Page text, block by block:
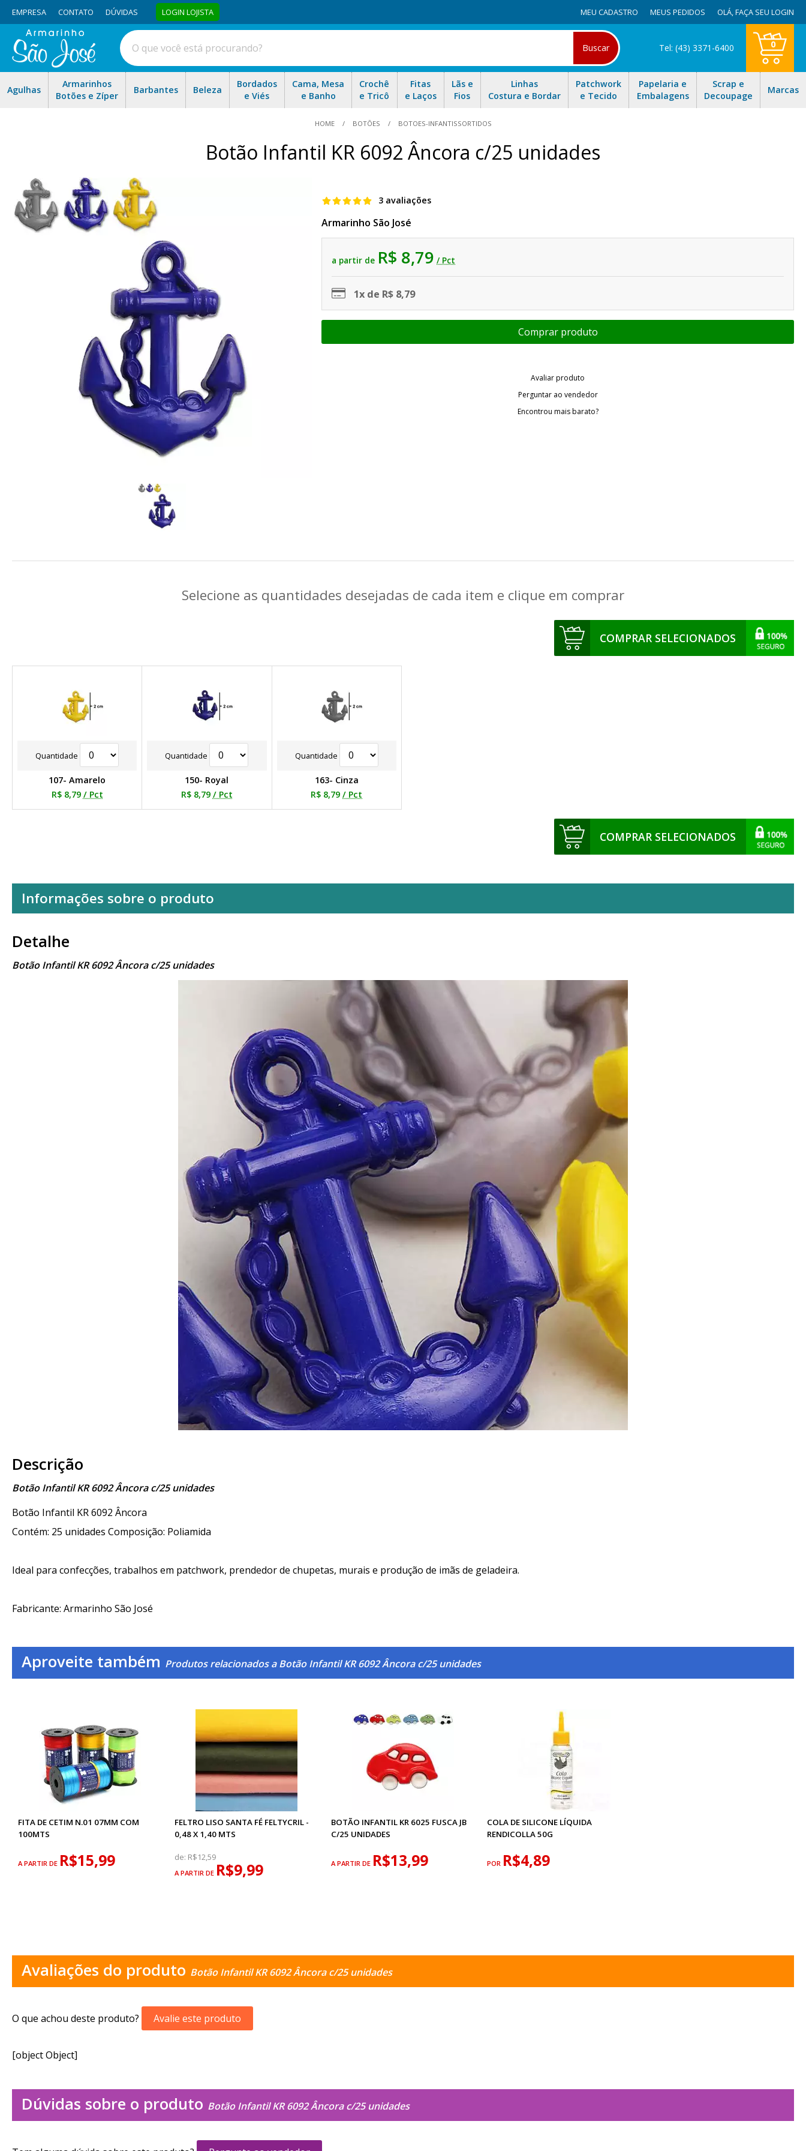
EMPRESA CONTATO DÚVIDAS LOGIN LOJISTA MEU CADASTRO MEUS PEDIDOS OLÁ,FAÇA SEU LOGIN
Buscar Tel: (43) 3371-6400 0
Agulhas
Armarinhos
Botões e Zíper
Barbantes Beleza
Bordados
e Viés
Cama, Mesa
e Banho
Crochê
e Tricô
Fitas
e Laços
Lãs e
Fios
Linhas
Costura e Bordar
Patchwork
e Tecido
Papelaria e
Embalagens
Scrap e
Decoupage
Marcas
HOME BOTÕES BOTOES-INFANTISSORTIDOS
Botão Infantil KR 6092 Âncora c/25 unidades
3 avaliações
Armarinho São José
a partir de R$ 8,79 / Pct
1x de R$ 8,79
Avaliar produto
Perguntar ao vendedor
Encontrou mais barato?
Selecione as quantidades desejadas de cada item e clique em comprar
COMPRAR SELECIONADOS
Quantidade
107- Amarelo
R$ 8,79 / Pct
Quantidade
150- Royal
R$ 8,79 / Pct
Quantidade
163- Cinza
R$ 8,79 / Pct
COMPRAR SELECIONADOS
Informações sobre o produto
Detalhe
Botão Infantil KR 6092 Âncora c/25 unidades
Descrição
Botão Infantil KR 6092 Âncora c/25 unidades
Botão Infantil KR 6092 Âncora
Contém: 25 unidades Composição: Poliamida
Ideal para confecções, trabalhos em patchwork, prendedor de chupetas, murais e produção de imãs de geladeira.
Fabricante: Armarinho São José
Aproveite também Produtos relacionados a Botão Infantil KR 6092 Âncora c/25 unidades
FITA DE CETIM N.01 07MM COM
100MTS
A PARTIR DE R$15,99
FELTRO LISO SANTA FÉ FELTYCRIL -
0,48 X 1,40 MTS
de: R$12,59
A PARTIR DE R$9,99
BOTÃO INFANTIL KR 6025 FUSCA JB
C/25 UNIDADES
A PARTIR DE R$13,99
COLA DE SILICONE LÍQUIDA
RENDICOLLA 50G
POR R$4,89
Avaliações do produto Botão Infantil KR 6092 Âncora c/25 unidades
O que achou deste produto? Avalie este produto
[object Object]
Dúvidas sobre o produto Botão Infantil KR 6092 Âncora c/25 unidades